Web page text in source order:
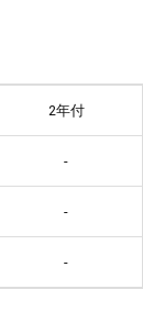
2年付
-
-
-